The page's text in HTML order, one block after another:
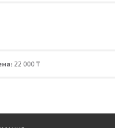
22 000 ₸